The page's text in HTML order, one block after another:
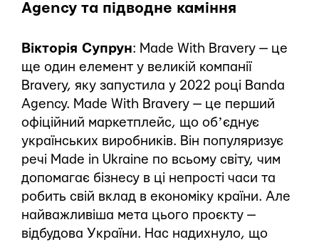
Agency та підводне каміння
Вікторія Супрун: Made With Bravery — це
ще один елемент у великій компанії
Bravery, яку запустила у 2022 році Banda
Agency. Made With Bravery — це перший
офіційний маркетплейс, що обʼєднує
українських виробників. Він популяризує
речі Made in Ukraine по всьому світу, чим
допомагає бізнесу в ці непрості часи та
робить свій вклад в економіку країни. Але
найважливіша мета цього проєкту —
відбудова України. Нас надихнуло, що